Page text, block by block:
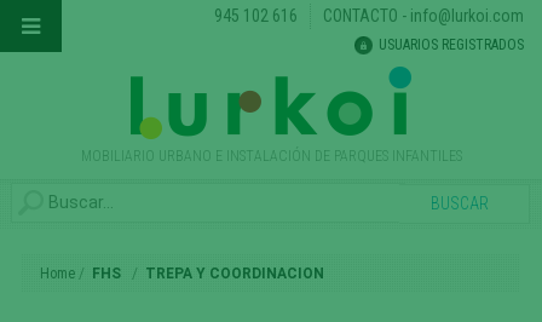
MOBILIARIO URBANO E INSTALACIÓN DE PARQUES INFANTILES
945 102 616 CONTACTO - info@lurkoi.com
USUARIOS REGISTRADOS
Home FHS TREPA Y COORDINACION